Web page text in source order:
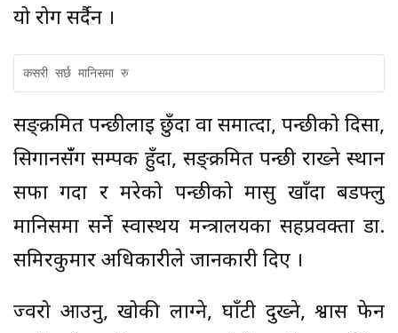
यो रोग सर्दैन ।
कसरी सर्छ मानिसमा रु
सङ्क्रमित पन्छीलाई छुँदा वा समात्दा, पन्छीको दिसा,
सिगानसँंग सम्पर्क हुँदा, सङ्क्रमित पन्छी राख्ने स्थान
सफा गर्दा र मरेको पन्छीको मासु खाँदा बर्डफ्लु
मानिसमा सर्ने स्वास्थय मन्त्रालयका सहप्रवक्ता डा.
समिरकुमार अधिकारीले जानकारी दिए ।
ज्वरो आउनु, खोकी लाग्ने, घाँटी दुख्ने, श्वास फेर्न